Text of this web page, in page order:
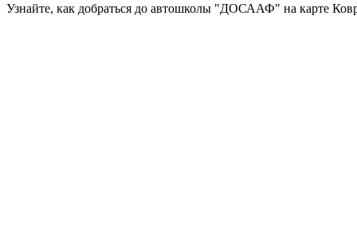
Узнайте, как добраться до автошколы "ДОСААФ" на карте